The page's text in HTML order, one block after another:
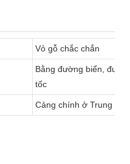
Vỏ gỗ chắc chắn
Bằng đường biển,
tốc
Cảng chính ở Trung